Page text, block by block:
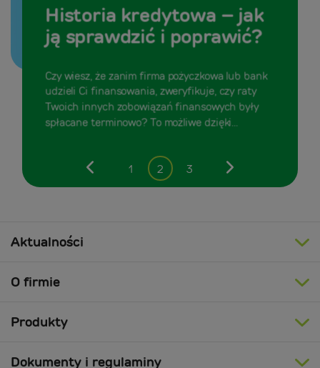
Poprzedni
1 2 3 Następny
Historia kredytowa – jak
ją sprawdzić i poprawić?
Czy wiesz, że zanim firma pożyczkowa lub bank
udzieli Ci finansowania, zweryfikuje, czy raty
Twoich innych zobowiązań finansowych były
spłacane terminowo? To możliwe dzięki...
Aktualności
O firmie
Produkty
Dokumenty i regulaminy